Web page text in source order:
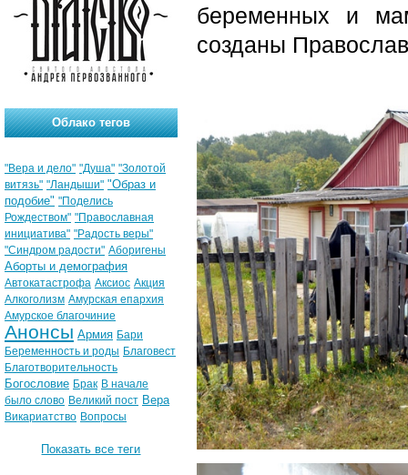
беременных и
созданы
Облако тегов
"Вера и дело" "Душа" "Золотой
витязь" "Ландыши" "Образ и
подобие" "Поделись
Рождеством" "Православная
инициатива" "Радость веры"
"Синдром радости" Аборигены
Аборты и демография
Автокатастрофа Аксиос Акция
Алкоголизм Амурская епархия
Амурское благочиние
Анонсы Армия Бари
Беременность и роды Благовест
Благотворительность
Богословие Брак В начале
было слово Великий пост Вера
Викариатство Вопросы
Показать все теги